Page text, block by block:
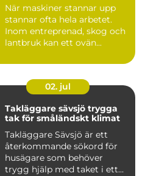
När maskiner stannar upp
stannar ofta hela arbetet.
Inom entreprenad, skog och
lantbruk kan ett ovän...
02. jul
Takläggare sävsjö trygga
tak för småländskt klimat
Takläggare Sävsjö är ett
återkommande sökord för
husägare som behöver
trygg hjälp med taket i ett